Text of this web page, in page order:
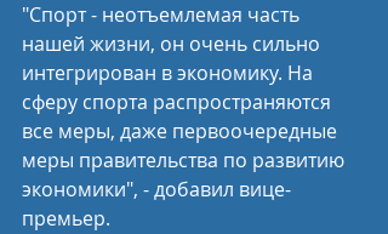
"Спорт - неотъемлемая часть
нашей жизни, он очень сильно
интегрирован в экономику. На
сферу спорта распространяются
все меры, даже первоочередные
меры правительства по развитию
экономики", - добавил вице-
премьер.